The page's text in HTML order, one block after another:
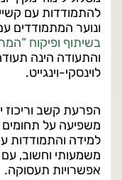
להתמודדות עם
ונוער המתמודדים עם
בשיתוף ופיקוח
והתעודה הינה
לוינסקי-וינגייט.
הפרעת קשב וריכוז
משפיעה על תחומים
למידה והתמודדות
משמעותי וחשוב, עם
אפשרויות תעסוקה.